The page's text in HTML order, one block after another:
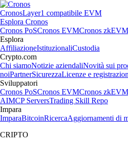
CronosLayer1 compatibile EVM
Esplora Cronos
Cronos PoSCronos EVMCronos zkEVM
Esplora
AffiliazioneIstituzionaliCustodia
Crypto.com
Chi siamoNotizie aziendaliNovità sui
noiPartnerSicurezzaLicenze e
Sviluppatori
Cronos PoSCronos EVMCronos zkEVM
AIMCP ServersTrading Skill Repo
Impara
ImparaBitcoinRicercaAggiornamenti di
CRIPTO